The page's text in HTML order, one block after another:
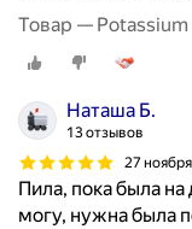
Товар — Potassium
Наташа Б.
13 отзывов
27
Пила, пока была на
могу, нужна была